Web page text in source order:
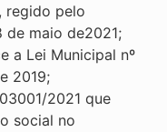
regido pelo
de maio de2021;
a Lei Municipal nº
2019;
2021 que
social no